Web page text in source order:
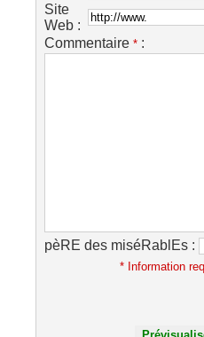
Site
Web :
Commentaire * :
pèRE des miséRablEs :
* Information